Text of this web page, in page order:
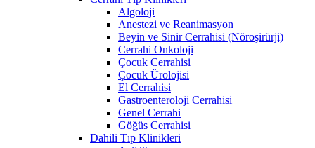
Algoloji
Anestezi ve Reanimasyon
Beyin ve Sinir Cerrahisi (Nöroşirürji)
Cerrahi Onkoloji
Çocuk Cerrahisi
Çocuk Ürolojisi
El Cerrahisi
Gastroenteroloji Cerrahisi
Genel Cerrahi
Göğüs Cerrahisi
Dahili Tıp Klinikleri